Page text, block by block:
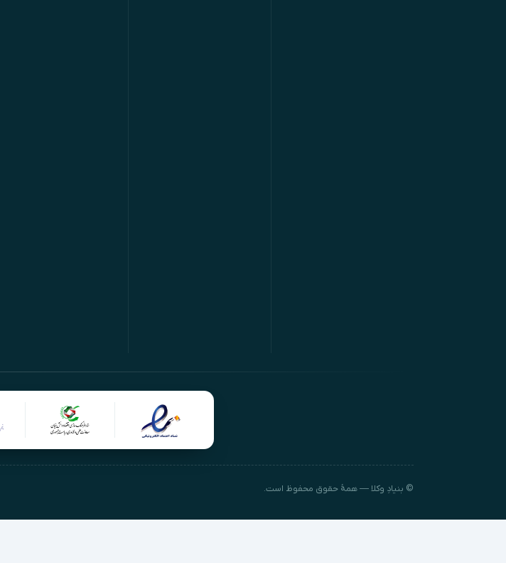
© بنیادِ وکلا — همهٔ حقوق محفوظ است.